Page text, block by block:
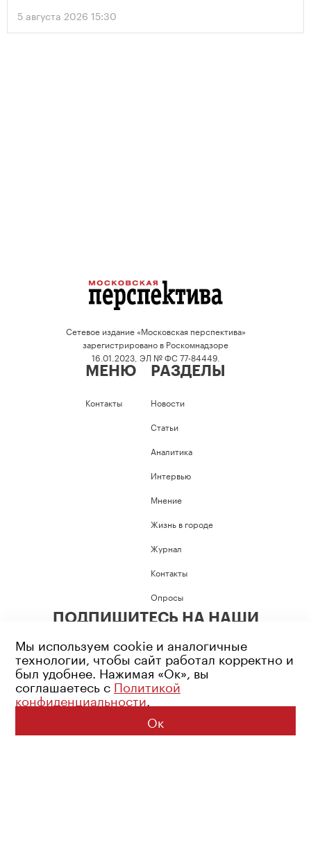
5 августа 2026 15:30
Сетевое издание «Московская перспектива»
зарегистрировано в Роскомнадзоре
16.01.2023, ЭЛ № ФС 77-84449.
МЕНЮ
Контакты
РАЗДЕЛЫ
Новости
Статьи
Аналитика
Интервью
Мнение
Жизнь в городе
Журнал
Контакты
Опросы
ПОДПИШИТЕСЬ НА НАШИ
Возрастное ограничение: 16+
Политика конфиденциальности
© 2026 Все права защищены
Мы используем cookie и аналогичные
технологии, чтобы сайт работал корректно и
был удобнее. Нажимая «Ок», вы
соглашаетесь с Политикой
конфиденциальности.
Ок